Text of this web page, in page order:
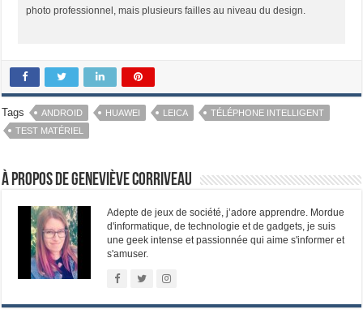
photo professionnel, mais plusieurs failles au niveau du design.
Tags ANDROID HUAWEI LEICA
TÉLÉPHONE INTELLIGENT
TEST MATÉRIEL
À propos de Geneviève Corriveau
Adepte de jeux de société, j’adore apprendre. Mordue
d'informatique, de technologie et de gadgets, je suis
une geek intense et passionnée qui aime s'informer et
s'amuser.